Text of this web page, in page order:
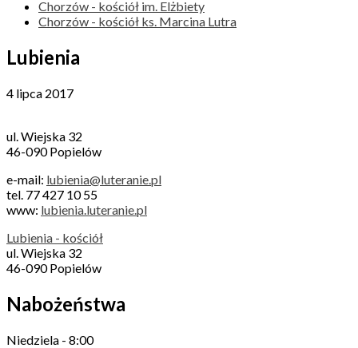
Chorzów - kościół im. Elżbiety
Chorzów - kościół ks. Marcina Lutra
Lubienia
4 lipca 2017
ul. Wiejska 32
46-090 Popielów
e-mail: lubienia@luteranie.pl
tel. 77 427 10 55
www: lubienia.luteranie.pl
Lubienia - kościół
ul. Wiejska 32
46-090 Popielów
Nabożeństwa
Niedziela - 8:00